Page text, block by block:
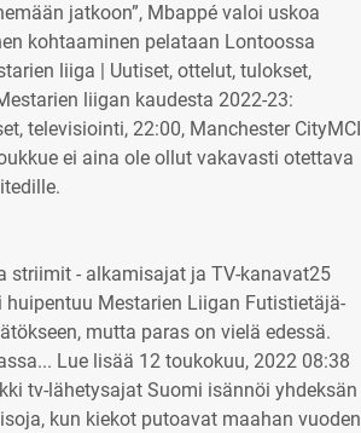
jatkoon”, Mbappé valoi uskoa
kohtaaminen pelataan Lontoossa
liiga | Uutiset, ottelut, tulokset,
liigan kaudesta 2022-23:
televisiointi, 22:00, Manchester CityMCI
ei aina ole ollut vakavasti otettava
striimit - alkamisajat ja TV-kanavat25
Mestarien Liigan Futistietäjä-
mutta paras on vielä edessä.
Lue lisää 12 toukokuu, 2022 08:38
tv-lähetysajat Suomi isännöi yhdeksän
kun kiekot putoavat maahan vuoden